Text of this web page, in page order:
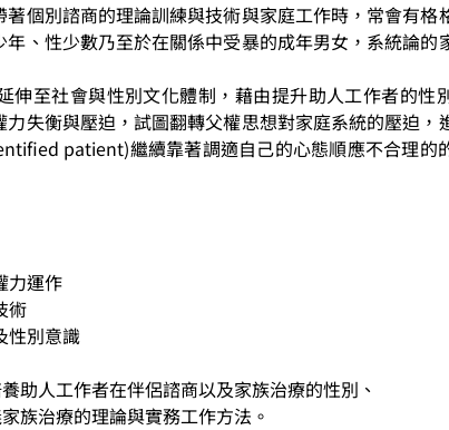
個別諮商的理論訓練與技術與家庭工作時，常會有格
、性少數乃至於在關係中受暴的成年男女，系統論的
伸至社會與性別文化體制，藉由提升助人工作者的性
失衡與壓迫，試圖翻轉父權思想對家庭系統的壓迫，
patient)繼續靠著調適自己的心態順應不合理的
力運作
術
性別意識
助人工作者在伴侶諮商以及家族治療的性別、
族治療的理論與實務工作方法。